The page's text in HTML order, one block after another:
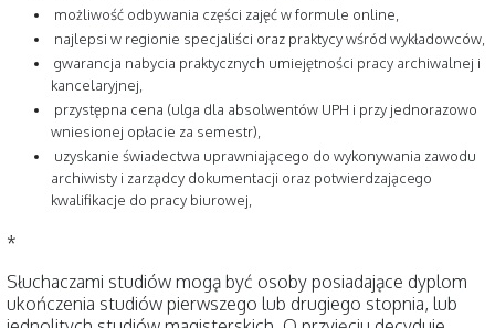
możliwość odbywania części zajęć w formule online,
najlepsi w regionie specjaliści oraz praktycy wśród wykładowców,
gwarancja nabycia praktycznych umiejętności pracy archiwalnej i
kancelaryjnej,
przystępna cena (ulga dla absolwentów UPH i przy jednorazowo
wniesionej opłacie za semestr),
uzyskanie świadectwa uprawniającego do wykonywania zawodu
archiwisty i zarządcy dokumentacji oraz potwierdzającego
kwalifikacje do pracy biurowej,
*
Słuchaczami studiów mogą być osoby posiadające dyplom
ukończenia studiów pierwszego lub drugiego stopnia, lub